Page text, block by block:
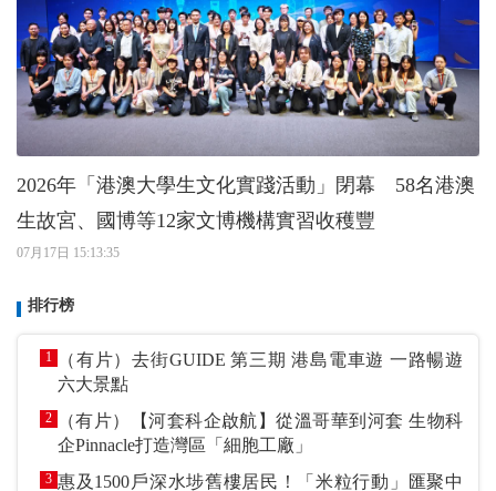
2026年「港澳大學生文化實踐活動」閉幕 58名港澳
生故宮、國博等12家文博機構實習收穫豐
07月17日 15:13:35
排行榜
1
（有片）去街GUIDE 第三期 港島電車遊 一路暢遊
六大景點
2
（有片）【河套科企啟航】從溫哥華到河套 生物科
企Pinnacle打造灣區「細胞工廠」
3 惠及1500戶深水埗舊樓居民！「米粒行動」匯聚中